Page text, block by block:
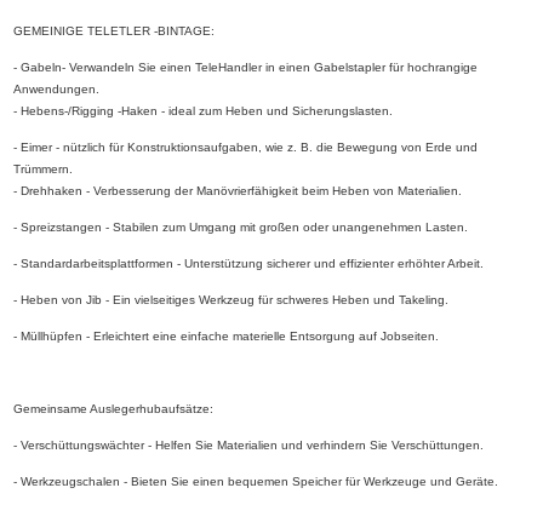
GEMEINIGE TELETLER -BINTAGE:
- Gabeln- Verwandeln Sie einen TeleHandler in einen Gabelstapler für hochrangige
Anwendungen.
- Hebens-/Rigging -Haken - ideal zum Heben und Sicherungslasten.
- Eimer - nützlich für Konstruktionsaufgaben, wie z. B. die Bewegung von Erde und
Trümmern.
- Drehhaken - Verbesserung der Manövrierfähigkeit beim Heben von Materialien.
- Spreizstangen - Stabilen zum Umgang mit großen oder unangenehmen Lasten.
- Standardarbeitsplattformen - Unterstützung sicherer und effizienter erhöhter Arbeit.
- Heben von Jib - Ein vielseitiges Werkzeug für schweres Heben und Takeling.
- Müllhüpfen - Erleichtert eine einfache materielle Entsorgung auf Jobseiten.
Gemeinsame Auslegerhubaufsätze:
- Verschüttungswächter - Helfen Sie Materialien und verhindern Sie Verschüttungen.
- Werkzeugschalen - Bieten Sie einen bequemen Speicher für Werkzeuge und Geräte.